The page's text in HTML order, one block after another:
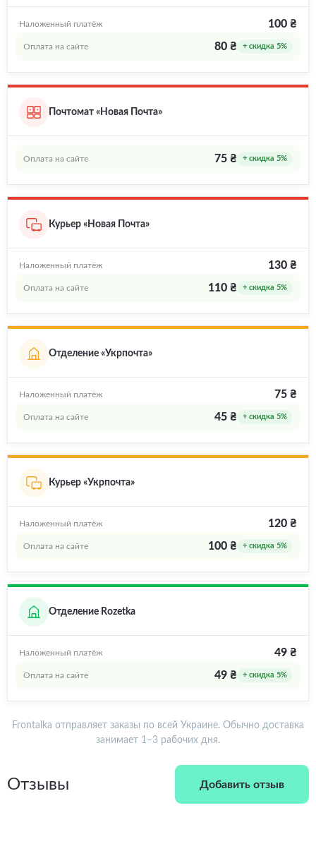
Наложенный платёж 100 ₴
Оплата на сайте 80 ₴ + скидка 5%
Почтомат «Новая Почта»
Оплата на сайте 75 ₴ + скидка 5%
Курьер «Новая Почта»
Наложенный платёж 130 ₴
Оплата на сайте 110 ₴ + скидка 5%
Отделение «Укрпочта»
Наложенный платёж 75 ₴
Оплата на сайте 45 ₴ + скидка 5%
Курьер «Укрпочта»
Наложенный платёж 120 ₴
Оплата на сайте 100 ₴ + скидка 5%
Отделение Rozetka
Наложенный платёж 49 ₴
Оплата на сайте 49 ₴ + скидка 5%
Frontalka отправляет заказы по всей Украине. Обычно доставка
занимает 1–3 рабочих дня.
Отзывы Добавить отзыв